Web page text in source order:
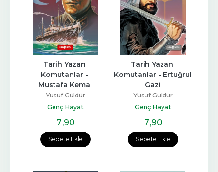
Sepete Ekle
Tarih Yazan
Komutanlar -
Mustafa Kemal
Yusuf Güldür
Genç Hayat
7,90
Sepete Ekle
Tarih Yazan
Komutanlar - Ertuğrul
Gazi
Yusuf Güldür
Genç Hayat
7,90